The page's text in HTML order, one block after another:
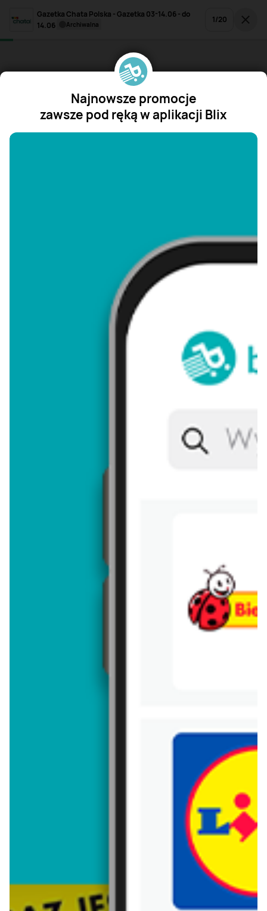
Trafiłeś na nieaktualną gazetkę
Zobacz aktualne gazetki Blix!
Gazetka Chata Polska - Gazetka 03-14.06 - do
14.06
archiwalna 1/20
Najnowsze promocje
zawsze pod ręką w aplikacji Blix
"/>